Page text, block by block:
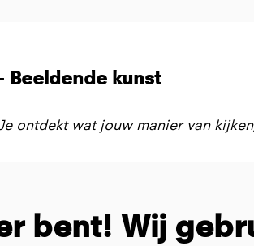
Beeldende kunst
ontdekt wat jouw manier van
bent! Wij